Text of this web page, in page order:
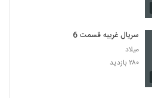
سریال غریبه قسمت 6
میلاد
۲۸۰ بازدید